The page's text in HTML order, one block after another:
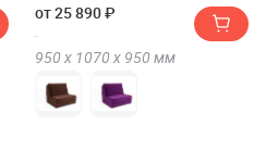
от 25 890 ₽
950 х 1070 х 950 мм